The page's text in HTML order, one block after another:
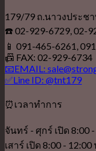
179/79 ถ.นาวงประช
☎️ 02-929-6729, 02-
📱 091-465-6261,
📠 FAX: 02-929-6734
📧EMAIL:
✅Line ID: @tnt179
⏰เวลาทำการ
จันทร์ - ศุกร์ เปิด 8:00
เสาร์ เปิด 8:00 - 12:00